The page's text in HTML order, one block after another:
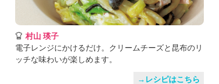
村山 瑛子
電子レンジにかけるだけ。クリームチーズと昆布のリ
ッチな味わいが楽しめます。
→レシピはこちら